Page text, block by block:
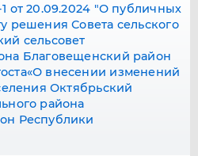
от 20.09.2024 "О публичных
решения Совета сельского
сельсовет
Благовещенский район
внесении изменений
Октябрьский
района
Республики